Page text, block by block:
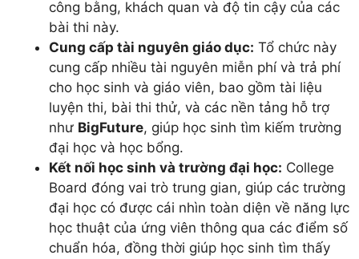
công bằng, khách quan và độ tin cậy của các
bài thi này.
Cung cấp tài nguyên giáo dục: Tổ chức này
cung cấp nhiều tài nguyên miễn phí và trả phí
cho học sinh và giáo viên, bao gồm tài liệu
luyện thi, bài thi thử, và các nền tảng hỗ trợ
như BigFuture, giúp học sinh tìm kiếm trường
đại học và học bổng.
Kết nối học sinh và trường đại học: College
Board đóng vai trò trung gian, giúp các trường
đại học có được cái nhìn toàn diện về năng lực
học thuật của ứng viên thông qua các điểm số
chuẩn hóa, đồng thời giúp học sinh tìm thấy